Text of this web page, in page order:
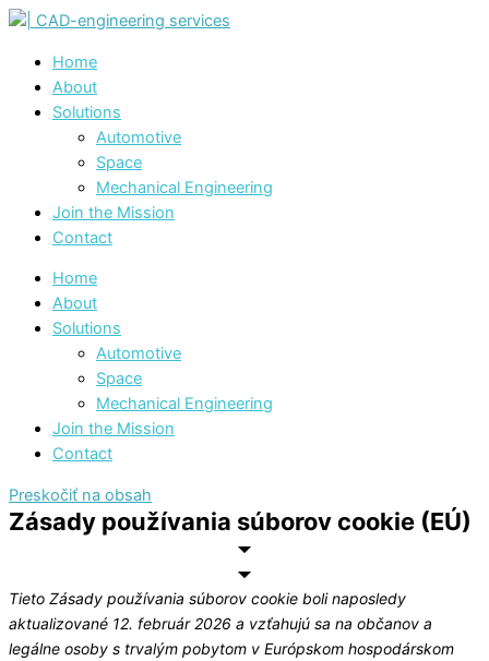
Home
About
Solutions
Automotive
Space
Mechanical Engineering
Join the Mission
Contact
Home
About
Solutions
Automotive
Space
Mechanical Engineering
Join the Mission
Contact
Preskočiť na obsah
Zásady používania súborov cookie (EÚ)
Tieto Zásady používania súborov cookie boli naposledy
aktualizované 12. február 2026 a vzťahujú sa na občanov a
legálne osoby s trvalým pobytom v Európskom hospodárskom